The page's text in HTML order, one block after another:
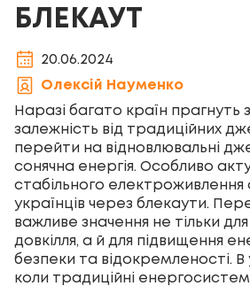
БЛЕКАУТ
20.06.2024
Олексій Науменко
Наразі багато країн
залежність від традиційних
перейти на відновлювальні
сонячна енергія. Особливо
стабільного електроживлення
українців через блекаути.
важливе значення не тільки
довкілля, а й для підвищення
безпеки та відокремленості. В
коли традиційні